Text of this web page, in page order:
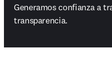
Generamos confianza a
transparencia.